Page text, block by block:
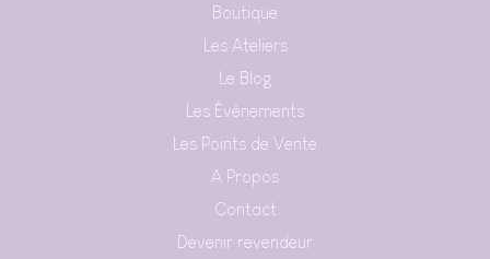
Boutique
Les Ateliers
Le Blog
Les Évènements
Les Points de Vente
A Propos
Contact
Devenir revendeur